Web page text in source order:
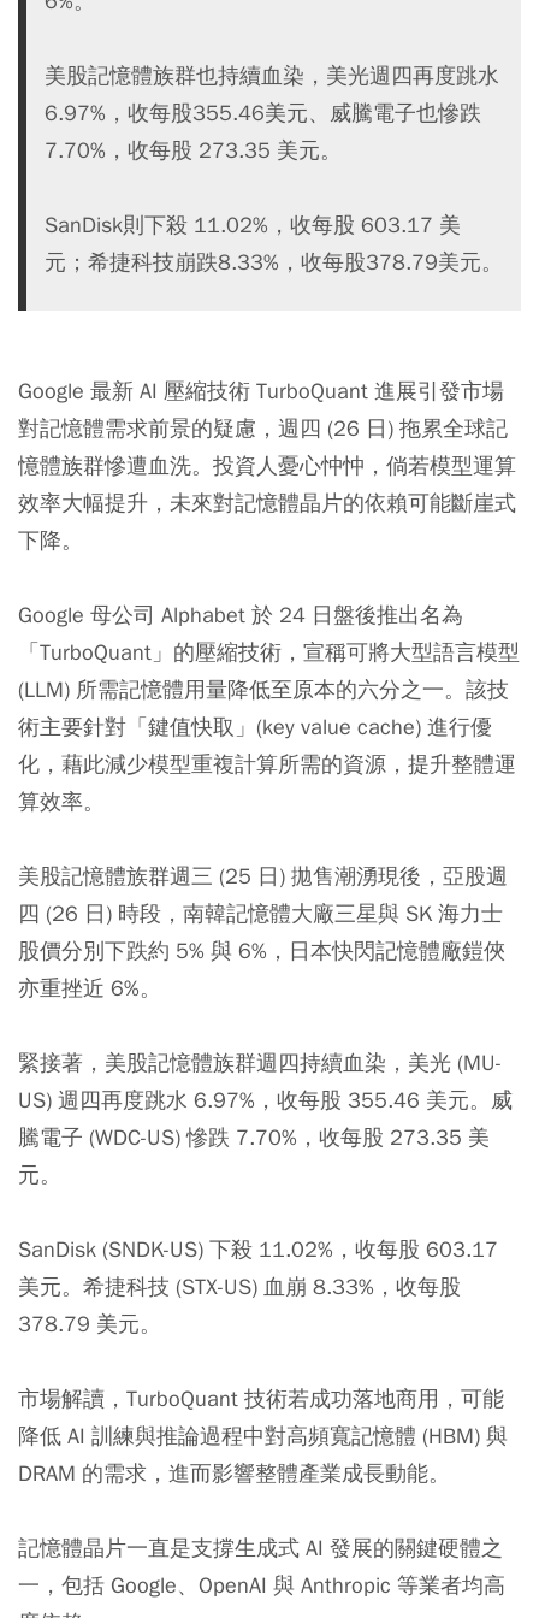
美股記憶體族群也持續血染，美光週四再度跳水
6.97%，收每股355.46美元、威騰電子也慘跌
7.70%，收每股 273.35 美元。
SanDisk則下殺 11.02%，收每股 603.17 美
元；希捷科技崩跌8.33%，收每股378.79美元。
Google 最新 AI 壓縮技術 TurboQuant 進展引發市場
對記憶體需求前景的疑慮，週四 (26 日) 拖累全球記
憶體族群慘遭血洗。投資人憂心忡忡，倘若模型運算
效率大幅提升，未來對記憶體晶片的依賴可能斷崖式
下降。
Google 母公司 Alphabet 於 24 日盤後推出名為
「TurboQuant」的壓縮技術，宣稱可將大型語言模型
(LLM) 所需記憶體用量降低至原本的六分之一。該技
術主要針對「鍵值快取」(key value cache) 進行優
化，藉此減少模型重複計算所需的資源，提升整體運
算效率。
美股記憶體族群週三 (25 日) 拋售潮湧現後，亞股週
四 (26 日) 時段，南韓記憶體大廠三星與 SK 海力士
股價分別下跌約 5% 與 6%，日本快閃記憶體廠鎧俠
亦重挫近 6%。
緊接著，美股記憶體族群週四持續血染，美光 (MU-
US) 週四再度跳水 6.97%，收每股 355.46 美元。威
騰電子 (WDC-US) 慘跌 7.70%，收每股 273.35 美
元。
SanDisk (SNDK-US) 下殺 11.02%，收每股 603.17
美元。希捷科技 (STX-US) 血崩 8.33%，收每股
378.79 美元。
市場解讀，TurboQuant 技術若成功落地商用，可能
降低 AI 訓練與推論過程中對高頻寬記憶體 (HBM) 與
DRAM 的需求，進而影響整體產業成長動能。
記憶體晶片一直是支撐生成式 AI 發展的關鍵硬體之
一，包括 Google、OpenAI 與 Anthropic 等業者均高